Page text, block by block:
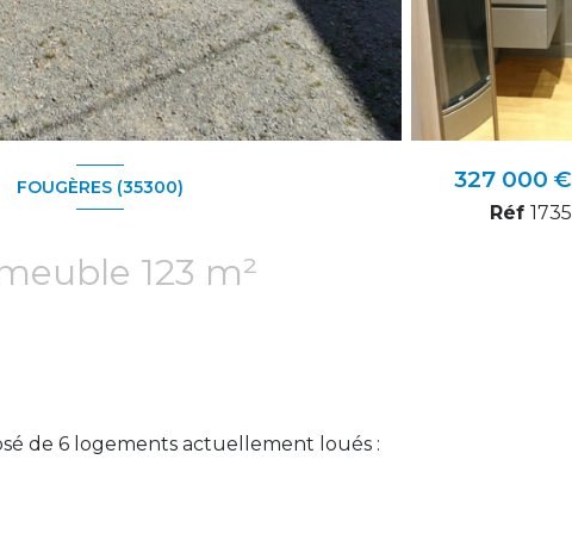
FOUGÈRES (35300)
Immeuble 123 m²
327 000 €
Réf 1735
de 6 logements actuellement loués :